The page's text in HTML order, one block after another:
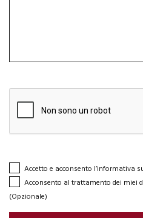
Accetto e acconsento l’informativa
Acconsento al trattamento dei miei
(Opzionale)